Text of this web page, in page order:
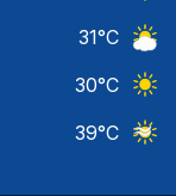
31°C
30°C
39°C